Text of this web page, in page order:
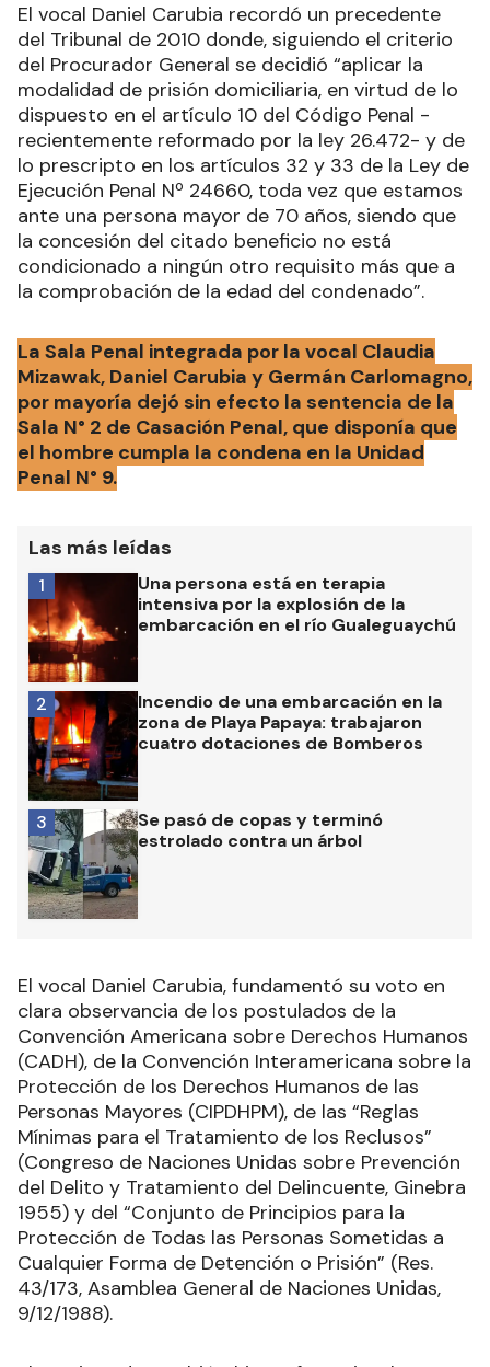
El vocal Daniel Carubia recordó un precedente
del Tribunal de 2010 donde, siguiendo el criterio
del Procurador General se decidió “aplicar la
modalidad de prisión domiciliaria, en virtud de lo
dispuesto en el artículo 10 del Código Penal -
recientemente reformado por la ley 26.472- y de
lo prescripto en los artículos 32 y 33 de la Ley de
Ejecución Penal Nº 24660, toda vez que estamos
ante una persona mayor de 70 años, siendo que
la concesión del citado beneficio no está
condicionado a ningún otro requisito más que a
la comprobación de la edad del condenado”.
La Sala Penal integrada por la vocal Claudia
Mizawak, Daniel Carubia y Germán Carlomagno,
por mayoría dejó sin efecto la sentencia de la
Sala N° 2 de Casación Penal, que disponía que
el hombre cumpla la condena en la Unidad
Penal N° 9.
Las más leídas
Una persona está en terapia
intensiva por la explosión de la
embarcación en el río Gualeguaychú
1
Incendio de una embarcación en la
zona de Playa Papaya: trabajaron
cuatro dotaciones de Bomberos
2
Se pasó de copas y terminó
estrolado contra un árbol
3
El vocal Daniel Carubia, fundamentó su voto en
clara observancia de los postulados de la
Convención Americana sobre Derechos Humanos
(CADH), de la Convención Interamericana sobre la
Protección de los Derechos Humanos de las
Personas Mayores (CIPDHPM), de las “Reglas
Mínimas para el Tratamiento de los Reclusos”
(Congreso de Naciones Unidas sobre Prevención
del Delito y Tratamiento del Delincuente, Ginebra
1955) y del “Conjunto de Principios para la
Protección de Todas las Personas Sometidas a
Cualquier Forma de Detención o Prisión” (Res.
43/173, Asamblea General de Naciones Unidas,
9/12/1988).